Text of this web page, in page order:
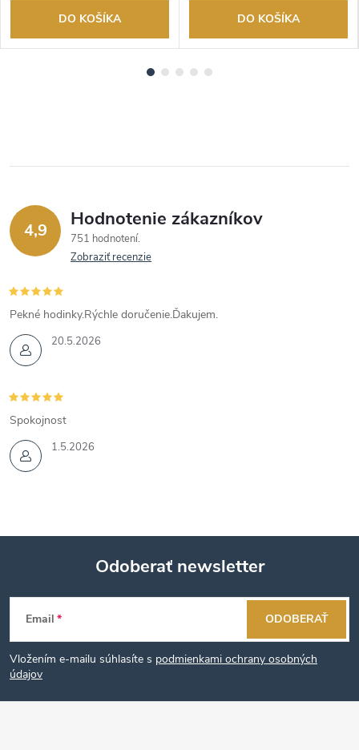
DO KOŠÍKA DO KOŠÍKA
4,9 Hodnotenie zákazníkov
751 hodnotení
Zobraziť recenzie
20.5.2026
Pekné hodinky.Rýchle doručenie.Ďakujem.
1.5.2026
Spokojnost
Z
á
p
Odoberať newsletter
Email
Vložením e-mailu súhlasíte s podmienkami ochrany osobných
údajov
ODOBERAŤ